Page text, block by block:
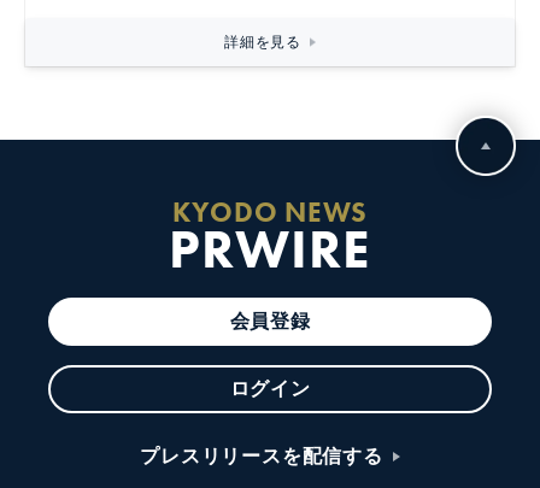
詳細を見る
KYODO NEWS
PRWIRE
会員登録
ログイン
プレスリリースを配信する